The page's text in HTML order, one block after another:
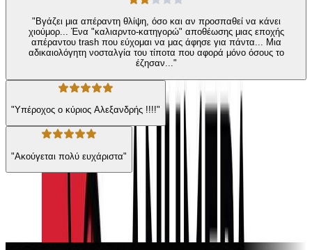
"Βγάζει μια απέραντη θλίψη, όσο και αν προσπαθεί να κάνει
χιούμορ... Ένα "καλιαρντο-κατηγορώ" αποθέωσης μιας εποχής
απέραντου trash που εύχομαι να μας άφησε για πάντα... Μια
αδικαιολόγητη νοσταλγία του τίποτα που αφορά μόνο όσους το
έζησαν..."
"Υπέροχος ο κύριος Αλεξανδρής !!!!"
"Ακούγεται πολύ ευχάριστα"
Ίδιος συγγραφέας